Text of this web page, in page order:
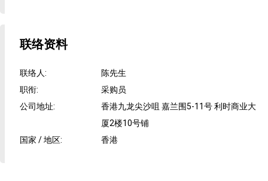
联络资料
联络人:
陈先生
职衔:
采购员
公司地址:
香港九龙尖沙咀 嘉兰围5-11号 利时商业大
厦2楼10号铺
国家 / 地区: 香港